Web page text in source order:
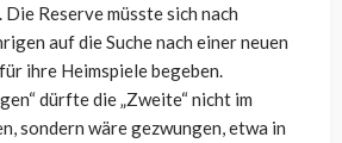
Reserve müsste sich nach
auf die Suche nach einer neuen
ihre Heimspiele begeben.
dürfte die „Zweite“ nicht im
sondern wäre gezwungen, etwa in